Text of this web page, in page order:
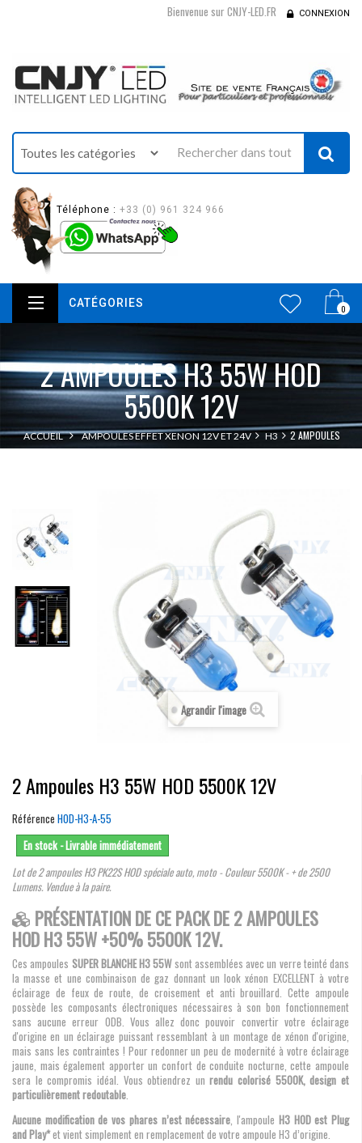
Bienvenue sur CNJY-LED.FR CONNEXION
Téléphone : +33 (0) 961 324 966
0
CATÉGORIES
2 AMPOULES H3 55W HOD
5500K 12V
ACCUEIL AMPOULES EFFET XENON 12V ET 24V H3
2 AMPOULES
Agrandir l'image
2 Ampoules H3 55W HOD 5500K 12V
Référence HOD-H3-A-55
En stock - Livrable immédiatement
Lot de 2 ampoules H3 PK22S HOD spéciale auto, moto - Couleur 5500K - + de 2500
Lumens. Vendue à la paire.
PRÉSENTATION DE CE PACK DE 2 AMPOULES
HOD H3 55W +50% 5500K 12V.
Ces ampoules SUPER BLANCHE H3 55Wsont assemblées avec un verre teinté dans
la masse et une combinaison de gaz donnant un look xénon EXCELLENT à votre
éclairage de feux de route, de croisement et anti brouillard. Cette ampoule
possède les composants électroniques nécessaires à son bon fonctionnement
sans aucune erreur ODB. Vous allez donc pouvoir convertir votre éclairage
d'origine en un éclairage puissant ressemblant à un montage de xénon d'origine,
mais sans les contraintes ! Pour redonner un peu de modernité à votre éclairage
jaune, mais également apporter un confort de conduite nocturne, cette ampoule
sera le compromis idéal. Vous obtiendrez unrendu colorisé 5500K, design et
particulièrement redoutable.
Aucune modification de vos phares n’est nécessaire, l'ampoule H3 HOD est Plug
and Play*et vient simplement en remplacement de votre ampoule H3 d’origine.